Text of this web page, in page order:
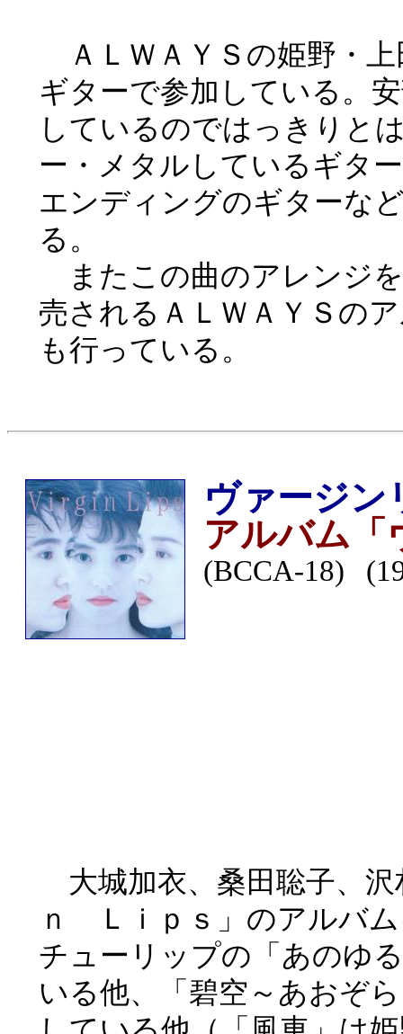
ＡＬＷＡＹＳの姫野・
ギターで参加している。
しているのではっきりと
ー・メタルしているギタ
エンディングのギターな
る。
またこの曲のアレンジ
売されるＡＬＷＡＹＳの
も行っている。
ヴァージン
アルバム「
(BCCA-18)
大城加衣、桑田聡子、沢
ｎ Ｌｉｐｓ」のアルバ
チューリップの「あのゆ
いる他、「碧空～あおぞ